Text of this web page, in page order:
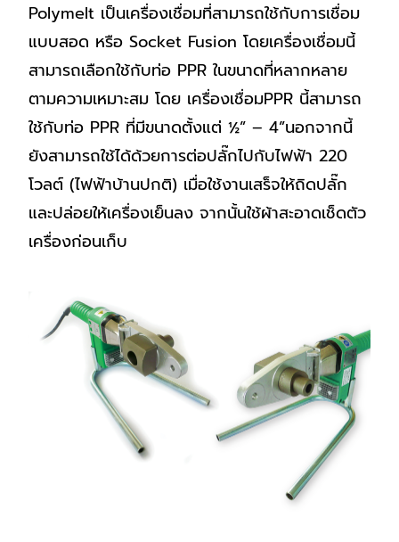
Polymelt เป็นเครื่องเชื่อมที่สามารถใช้กับการเชื่อม
แบบสอด หรือ Socket Fusion โดยเครื่องเชื่อมนี้
สามารถเลือกใช้กับท่อ PPR ในขนาดที่หลากหลาย
ตามความเหมาะสม โดย เครื่องเชื่อมPPR นี้สามารถ
ใช้กับท่อ PPR ที่มีขนาดตั้งแต่ ½” – 4”นอกจากนี้
ยังสามารถใช้ได้ด้วยการต่อปลั๊กไปกับไฟฟ้า 220
โวลต์ (ไฟฟ้าบ้านปกติ) เมื่อใช้งานเสร็จให้ถิดปลั๊ก
และปล่อยให้เครื่องเย็นลง จากนั้นใช้ผ้าสะอาดเช็ดตัว
เครื่องก่อนเก็บ